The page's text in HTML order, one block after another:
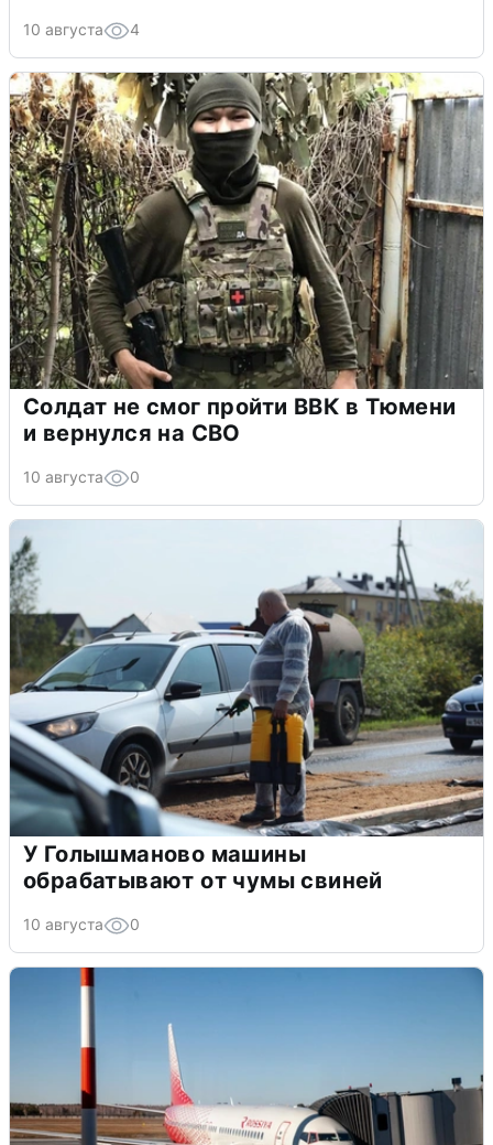
10 августа 4
Солдат не смог пройти ВВК в Тюмени
и вернулся на СВО
10 августа 0
У Голышманово машины
обрабатывают от чумы свиней
10 августа 0